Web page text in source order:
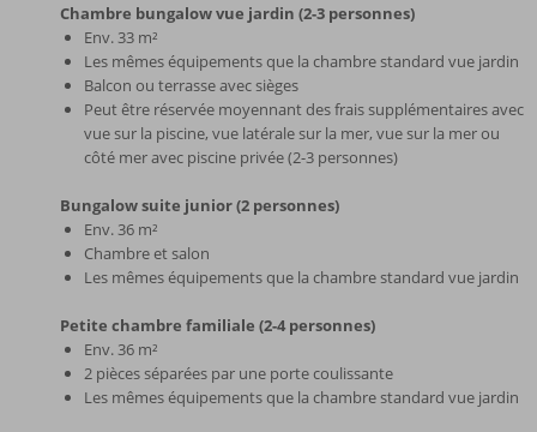
Chambre bungalow vue jardin (2-3 personnes)
Env. 33 m²
Les mêmes équipements que la chambre standard vue jardin
Balcon ou terrasse avec sièges
Peut être réservée moyennant des frais supplémentaires avec
vue sur la piscine, vue latérale sur la mer, vue sur la mer ou
côté mer avec piscine privée (2-3 personnes)
Bungalow suite junior (2 personnes)
Env. 36 m²
Chambre et salon
Les mêmes équipements que la chambre standard vue jardin
Petite chambre familiale (2-4 personnes)
Env. 36 m²
2 pièces séparées par une porte coulissante
Les mêmes équipements que la chambre standard vue jardin